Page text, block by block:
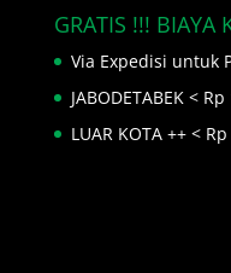
GRATIS !!! BIAYA
Via Expedisi untuk
JABODETABEK <
LUAR KOTA ++ <